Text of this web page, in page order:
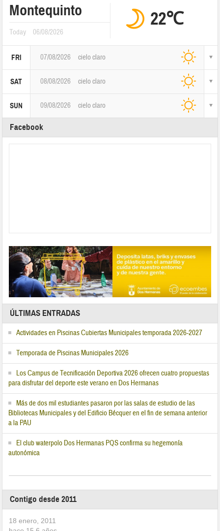
Montequinto
Today 06/08/2026
22℃
FRI 07/08/2026 cielo claro
SAT 08/08/2026 cielo claro
SUN 09/08/2026 cielo claro
Facebook
ÚLTIMAS ENTRADAS
Actividades en Piscinas Cubiertas Municipales temporada 2026-2027
Temporada de Piscinas Municipales 2026
Los Campus de Tecnificación Deportiva 2026 ofrecen cuatro propuestas
para disfrutar del deporte este verano en Dos Hermanas
Más de dos mil estudiantes pasaron por las salas de estudio de las
Bibliotecas Municipales y del Edificio Bécquer en el fin de semana anterior
a la PAU
El club waterpolo Dos Hermanas PQS confirma su hegemonía
autonómica
Contigo desde 2011
18 enero, 2011